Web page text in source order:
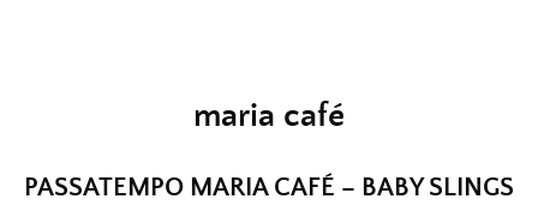
maria café
PASSATEMPO MARIA CAFÉ – BABY SLINGS